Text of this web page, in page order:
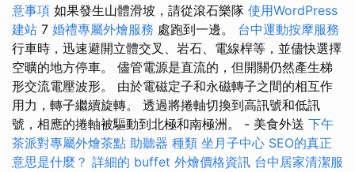
意事項 如果發生山體滑坡，請從滾石樂隊 使用WordPress
建站 7 婚禮專屬外燴服務 處跑到一邊。 台中運動按摩服務
行車時，迅速避開立體交叉、岩石、電線桿等，並儘快選擇
空曠的地方停車。 儘管電源是直流的，但開關仍然產生梯
形交流電壓波形。 由於電磁定子和永磁轉子之間的相互作
用力，轉子繼續旋轉。 透過將捲軸切換到高訊號和低訊
號，相應的捲軸被驅動到北極和南極洲。 - 美食外送 下午
茶派對專屬外燴茶點 助聽器 種類 坐月子中心 SEO的真正
意思是什麼？ 詳細的 buffet 外燴價格資訊 台中居家清潔服